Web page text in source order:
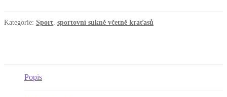
záře,
kraťasy
Kategorie: Sport sportovní sukně včetně kraťasů
Popis